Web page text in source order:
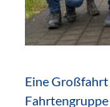
Eine Großfahrt
Fahrtengruppe